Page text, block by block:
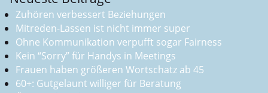
Zuhören verbessert Beziehungen
Mitreden-Lassen ist nicht immer super
Ohne Kommunikation verpufft sogar Fairness
Kein “Sorry” für Handys in Meetings
Frauen haben größeren Wortschatz ab 45
60+: Gutgelaunt williger für Beratung